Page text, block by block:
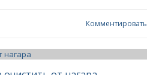
Комментировать